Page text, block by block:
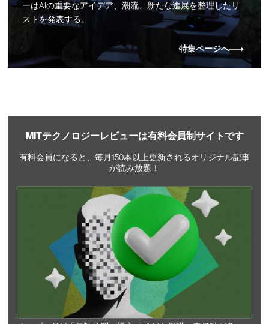
ーはAIの重要なアイデア、潮流、新たな進展を整理したリ
ストを発表する。
特集ページへ
MITテクノロジーレビューは有料会員制サイトです
有料会員になると、毎月150本以上更新されるオリジナル記事
が読み放題！